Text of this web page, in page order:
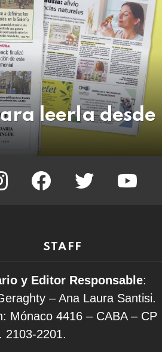
leerla desde
instagram facebook twitter
STAFF
y Editor Responsable:
– Ana Laura Santisi.
Mónaco 4416 – CABA – CP
2103-2201.